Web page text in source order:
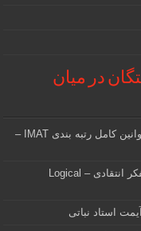
در میان
نحوه رتبه بندی داوطلبان در آزمون آیمت ایتالیا؛ قوانین کامل رتبه بندی IMAT –
نمونه سوالات آیمت ایتالیا – استدلال و منطق – تفکر انتقادی – Logical
استاد نباتی